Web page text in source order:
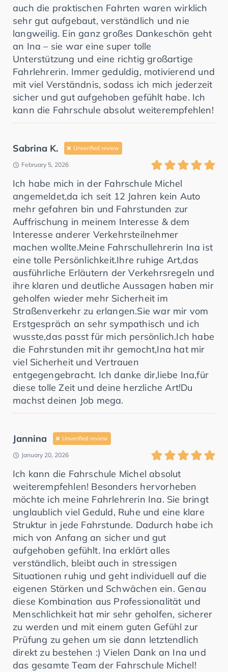
auch die praktischen Fahrten waren wirklich
sehr gut aufgebaut, verständlich und nie
langweilig. Ein ganz großes Dankeschön geht
an Ina – sie war eine super tolle
Unterstützung und eine richtig großartige
Fahrlehrerin. Immer geduldig, motivierend und
mit viel Verständnis, sodass ich mich jederzeit
sicher und gut aufgehoben gefühlt habe. Ich
kann die Fahrschule absolut weiterempfehlen!
Sabrina K. Unverified review
February 5, 2026
Ich habe mich in der Fahrschule Michel
angemeldet,da ich seit 12 Jahren kein Auto
mehr gefahren bin und Fahrstunden zur
Auffrischung in meinem Interesse & dem
Interesse anderer Verkehrsteilnehmer
machen wollte.Meine Fahrschullehrerin Ina ist
eine tolle Persönlichkeit.Ihre ruhige Art,das
ausführliche Erläutern der Verkehrsregeln und
ihre klaren und deutliche Aussagen haben mir
geholfen wieder mehr Sicherheit im
Straßenverkehr zu erlangen.Sie war mir vom
Erstgespräch an sehr sympathisch und ich
wusste,das passt für mich persönlich.Ich habe
die Fahrstunden mit ihr gemocht,Ina hat mir
viel Sicherheit und Vertrauen
entgegengebracht. Ich danke dir,liebe Ina,für
diese tolle Zeit und deine herzliche Art!Du
machst deinen Job mega.
Jannina Unverified review
January 20, 2026
Ich kann die Fahrschule Michel absolut
weiterempfehlen! Besonders hervorheben
möchte ich meine Fahrlehrerin Ina. Sie bringt
unglaublich viel Geduld, Ruhe und eine klare
Struktur in jede Fahrstunde. Dadurch habe ich
mich von Anfang an sicher und gut
aufgehoben gefühlt. Ina erklärt alles
verständlich, bleibt auch in stressigen
Situationen ruhig und geht individuell auf die
eigenen Stärken und Schwächen ein. Genau
diese Kombination aus Professionalität und
Menschlichkeit hat mir sehr geholfen, sicherer
zu werden und mit einem guten Gefühl zur
Prüfung zu gehen um sie dann letztendlich
direkt zu bestehen :) Vielen Dank an Ina und
das gesamte Team der Fahrschule Michel!